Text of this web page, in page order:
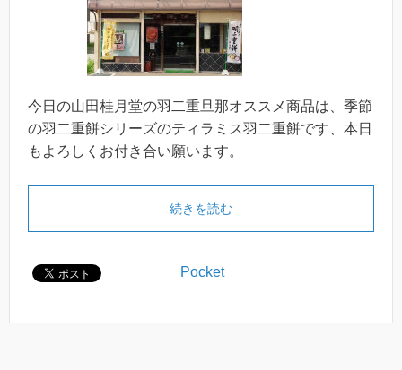
今日の山田桂月堂の羽二重旦那オススメ商品は、季節
の羽二重餅シリーズのティラミス羽二重餅です、本日
もよろしくお付き合い願います。
続きを読む
Pocket